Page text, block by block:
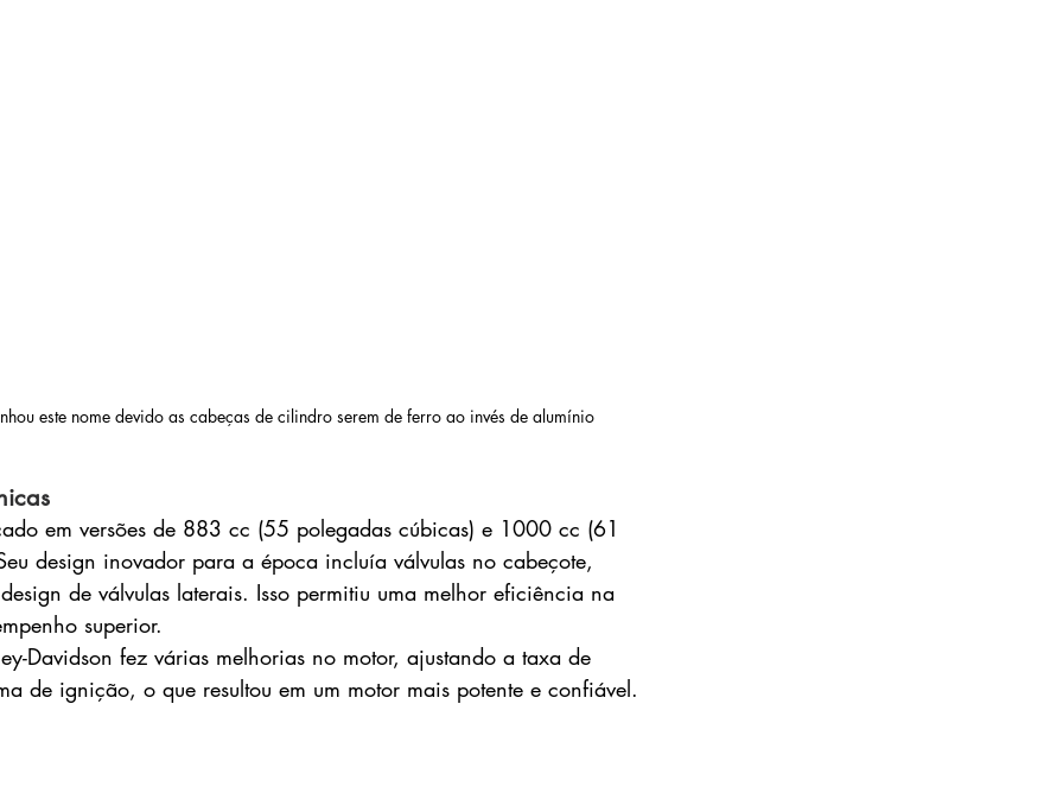
este nome devido as cabeças de cilindro serem de ferro ao invés de alumínio
em versões de 883 cc (55 polegadas cúbicas) e 1000 cc (61
design inovador para a época incluía válvulas no cabeçote,
de válvulas laterais. Isso permitiu uma melhor eficiência na
superior.
Davidson fez várias melhorias no motor, ajustando a taxa de
de ignição, o que resultou em um motor mais potente e confiável.